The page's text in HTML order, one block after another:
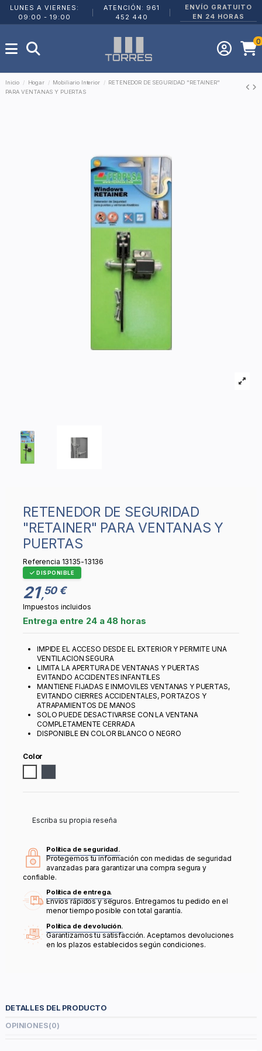
LUNES A VIERNES:
09:00 - 19:00
ATENCIÓN: 961
452 440
ENVÍO GRATUITO
EN 24 HORAS
0
Inicio Hogar Mobiliario Interior
RETENEDOR DE SEGURIDAD "RETAINER"
PARA VENTANAS Y PUERTAS
RETENEDOR DE SEGURIDAD
"RETAINER" PARA VENTANAS Y
PUERTAS
Referencia 13135-13136
DISPONIBLE
21,50 €
Impuestos incluidos
Entrega entre 24 a 48 horas
IMPIDE EL ACCESO DESDE EL EXTERIOR Y PERMITE UNA
VENTILACION SEGURA
LIMITA LA APERTURA DE VENTANAS Y PUERTAS
EVITANDO ACCIDENTES INFANTILES
MANTIENE FIJADAS E INMOVILES VENTANAS Y PUERTAS,
EVITANDO CIERRES ACCIDENTALES, PORTAZOS Y
ATRAPAMIENTOS DE MANOS
SOLO PUEDE DESACTIVARSE CON LA VENTANA
COMPLETAMENTE CERRADA
DISPONIBLE EN COLOR BLANCO O NEGRO
Color
Escriba su propia reseña
Política de seguridad.
Protegemos tu información con medidas de seguridad
avanzadas para garantizar una compra segura y
confiable.
Política de entrega.
Envíos rápidos y seguros. Entregamos tu pedido en el
menor tiempo posible con total garantía.
Política de devolución.
Garantizamos tu satisfacción. Aceptamos devoluciones
en los plazos establecidos según condiciones.
DETALLES DEL PRODUCTO
OPINIONES(0)